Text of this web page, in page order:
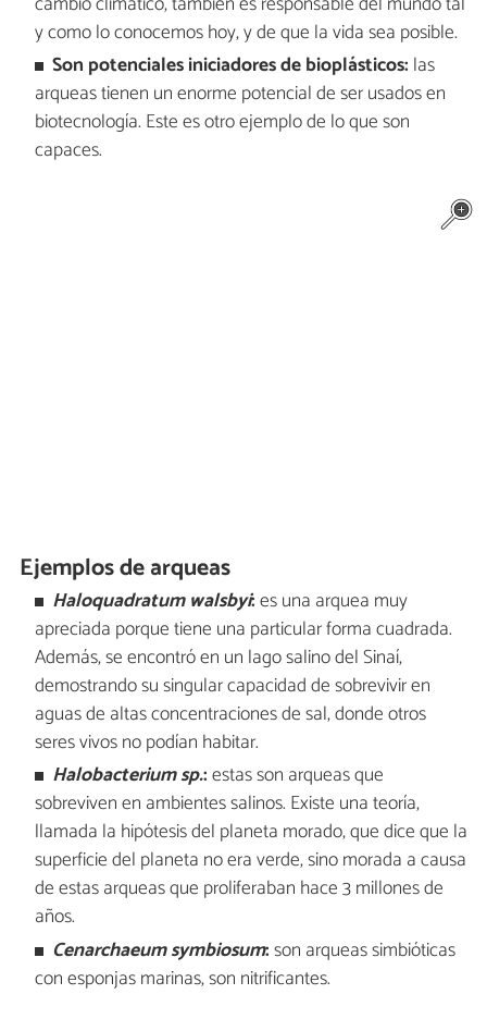
y como lo conocemos hoy, y de que la vida sea posible.
Son potenciales iniciadores de bioplásticos: las
arqueas tienen un enorme potencial de ser usados en
biotecnología. Este es otro ejemplo de lo que son
capaces.
Ejemplos de arqueas
Haloquadratum walsbyi:es una arquea muy
apreciada porque tiene una particular forma cuadrada.
Además,se encontró en un lago salino del Sinaí,
demostrando su singular capacidad de sobrevivir en
aguas de altas concentraciones de sal, donde otros
seres vivos no podían habitar.
Halobacterium sp.:estas son arqueas que
sobreviven en ambientes salinos. Existe una teoría,
llamada la hipótesis del planeta morado, que dice que la
superficie del planeta no era verde, sino morada a causa
de estas arqueas que proliferaban hace 3 millones de
años.
Cenarchaeum symbiosum:son arqueas simbióticas
con esponjas marinas, son nitrificantes.